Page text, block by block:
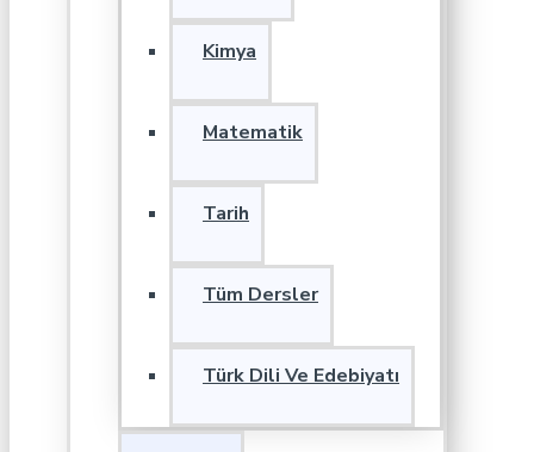
Kimya
Matematik
Tarih
Tüm Dersler
Türk Dili Ve Edebiyatı